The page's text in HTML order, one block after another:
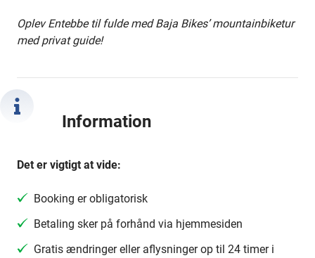
Oplev Entebbe til fulde med Baja Bikes’ mountainbiketur
med privat guide!
Information
Det er vigtigt at vide:
Booking er obligatorisk
Betaling sker på forhånd via hjemmesiden
Gratis ændringer eller aflysninger op til 24 timer i